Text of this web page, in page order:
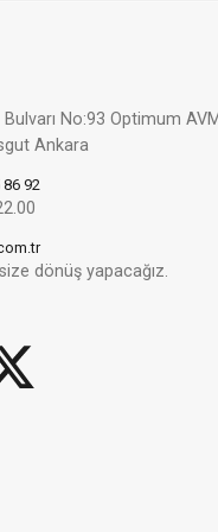
Kesim Şık Rose Altın
68.937,11 TL
TL
Altın Yüzük
Tektaş Beyaz Altın Yüzük
No:93 Optimum
Ankara
86 92
dönüş yapacağız.